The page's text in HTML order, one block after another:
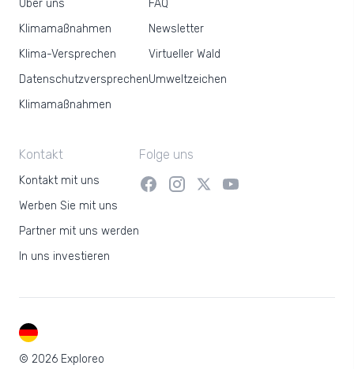
Über uns
Klimamaßnahmen
Klima-Versprechen
Datenschutzversprechen
Klimamaßnahmen
FAQ
Newsletter
Virtueller Wald
Umweltzeichen
Kontakt
Kontakt mit uns
Werben Sie mit uns
Partner mit uns werden
In uns investieren
Folge uns
© 2026 Exploreo